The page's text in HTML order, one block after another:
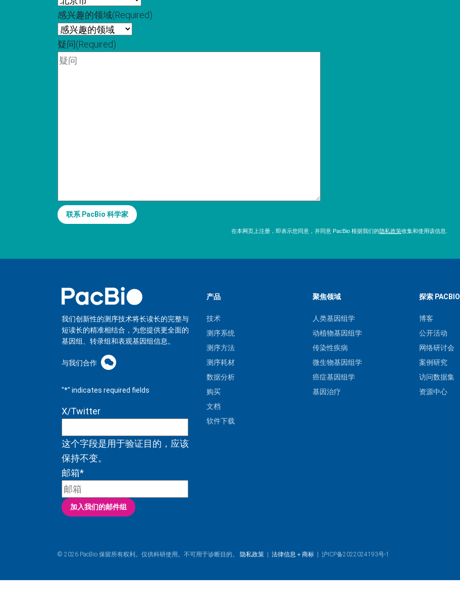
感兴趣的领域(Required)
疑问(Required)
在本网页上注册，即表示您同意，并同意 PacBio 根据我们的隐私政策收集和使用该信息.
我们创新性的测序技术将长读长的完整与
短读长的精准相结合，为您提供更全面的
基因组、转录组和表观基因组信息。
与我们合作
"*" indicates required fields
X/Twitter
这个字段是用于验证目的，应该
保持不变。
邮箱*
产品
技术
测序系统
测序方法
测序耗材
数据分析
购买
文档
软件下载
聚焦领域
人类基因组学
动植物基因组学
传染性疾病
微生物基因组学
癌症基因组学
基因治疗
探索 PACBIO
博客
公开活动
网络研讨会
案例研究
访问数据集
资源中心
© 2026 PacBio.保留所有权利。仅供科研使用。不可用于诊断目的。 隐私政策 | 法律信息＋商标 | 沪ICP备2022024193号-1